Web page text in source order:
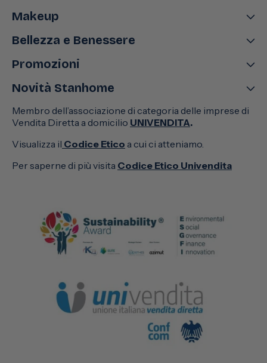
Makeup
Bellezza e Benessere
Promozioni
Novità Stanhome
Membro dell’associazione di categoria delle imprese di
Vendita Diretta a domicilio UNIVENDITA.
Visualizza il Codice Etico a cui ci atteniamo.
Per saperne di più visita Codice Etico Univendita